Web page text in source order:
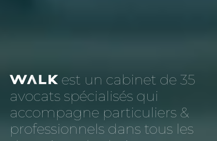
est un cabinet de 35
avocats spécialisés qui
accompagne particuliers &
professionnels dans tous les